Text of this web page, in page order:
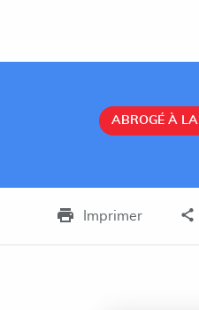
ABROGÉ À
Imprimer